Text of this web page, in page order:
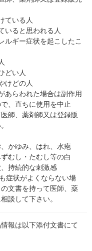
ている人
いると思われる人
ルギー症状を起こしたこ
どい人
けどの人
あらわれた場合は副作用
、直ちに使用を中止
師、薬剤師又は登録販
かゆみ、はれ、水疱
むし・たむし等の白
持続的な刺激感
症状がよくならない場
文書を持って医師、薬
談して下さい。
報は以下添付文書にて